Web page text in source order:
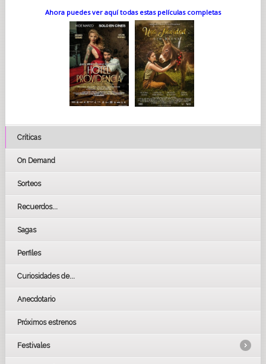
Ahora puedes ver aquí todas estas películas completas
Críticas
On Demand
Sorteos
Recuerdos...
Sagas
Perfiles
Curiosidades de...
Anecdotario
Próximos estrenos
Festivales